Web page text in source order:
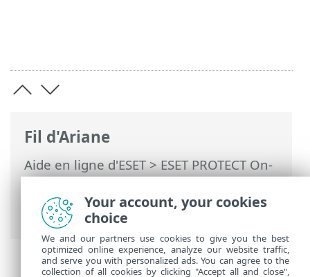
Fil d'Ariane
Aide en ligne d'ESET>ESET PROTECT On-
Prem>Utiliser un périphérique virtuel
ESET PROTECT> Interface
d'administration de Webmin
Your account, your cookies
choice
We and our partners use cookies to give you the best
optimized online experience, analyze our website traffic,
and serve you with personalized ads. You can agree to the
collection of all cookies by clicking "Accept all and close",